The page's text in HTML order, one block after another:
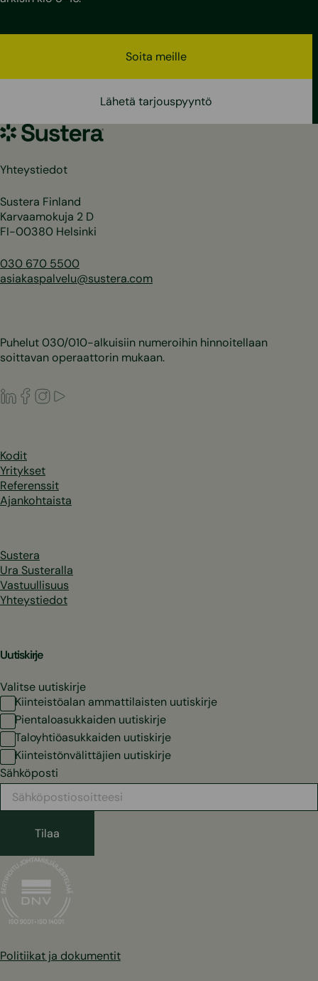
Soita meille
Lähetä tarjouspyyntö
Sustera
Yhteystiedot
Sustera Finland
Karvaamokuja 2 D
FI-00380 Helsinki
030 670 5500
asiakaspalvelu@sustera.com
Puhelut 030/010-alkuisiin numeroihin hinnoitellaan
soittavan operaattorin mukaan.
LinkedIn
Facebook
Instagram
Kodit
Yritykset
Referenssit
Ajankohtaista
Sustera
Ura Susteralla
Vastuullisuus
Yhteystiedot
Uutiskirje
Valitse uutiskirje
Kiinteistöalan ammattilaisten uutiskirje
Pientaloasukkaiden uutiskirje
Taloyhtiöasukkaiden uutiskirje
Kiinteistönvälittäjien uutiskirje
Sähköposti
Politiikat ja dokumentit